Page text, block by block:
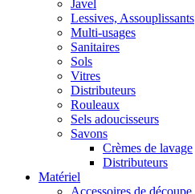
Javel
Lessives, Assouplissants
Multi-usages
Sanitaires
Sols
Vitres
Distributeurs
Rouleaux
Sels adoucisseurs
Savons
Crèmes de lavage
Distributeurs
Matériel
Accessoires de découpe